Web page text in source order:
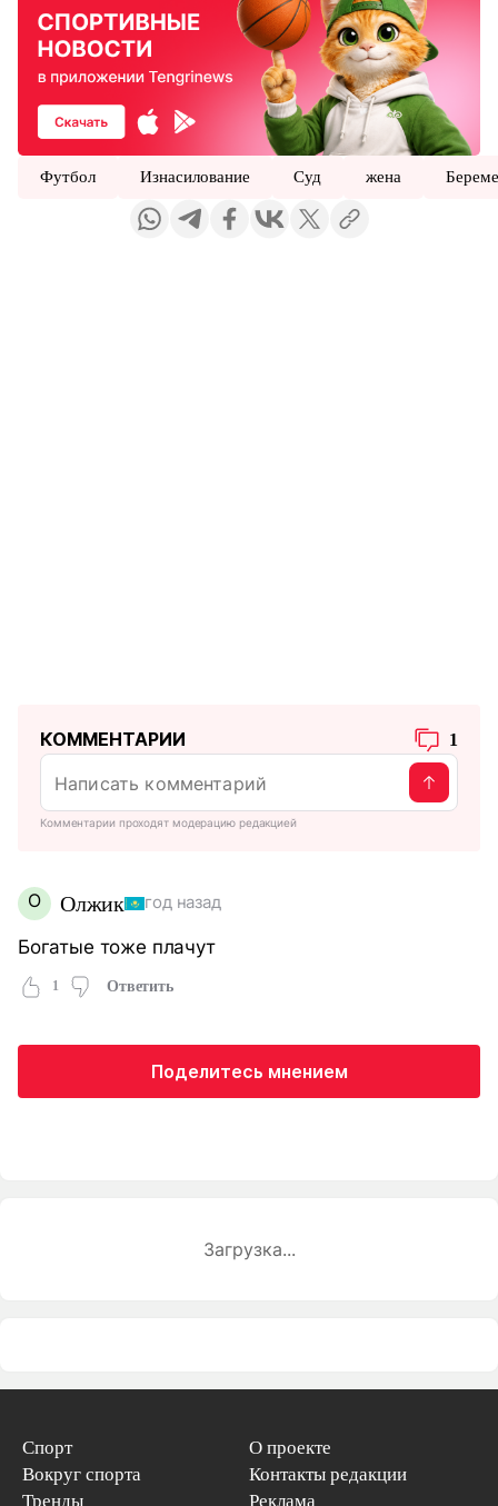
Футбол Изнасилование Суд жена
КОММЕНТАРИИ 1
Комментарии проходят модерацию редакцией
О Олжик год назад
Богатые тоже плачут
1 Ответить
Поделитесь мнением
Загрузка...
Спорт
Вокруг спорта
Тренды
О проекте
Контакты редакции
Реклама